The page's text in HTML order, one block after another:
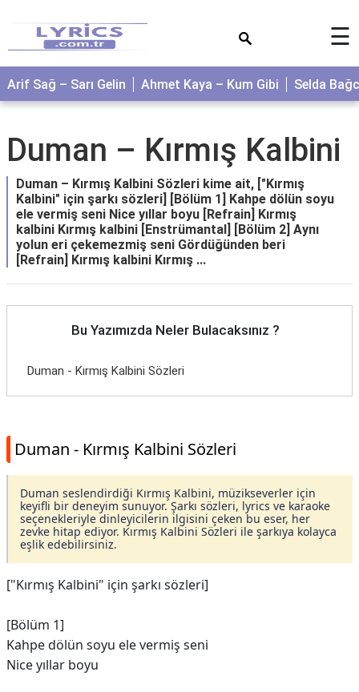
☰
Arif Sağ – Sarı Gelin Ahmet Kaya – Kum Gibi Selda
Duman – Kırmış Kalbini
Duman – Kırmış Kalbini Sözleri kime ait, ["Kırmış
Kalbini" için şarkı sözleri] [Bölüm 1] Kahpe dölün soyu
ele vermiş seni Nice yıllar boyu [Refrain] Kırmış
kalbini Kırmış kalbini [Enstrümantal] [Bölüm 2] Aynı
yolun eri çekemezmiş seni Gördüğünden beri
[Refrain] Kırmış kalbini Kırmış ...
Bu Yazımızda Neler Bulacaksınız ?
Duman - Kırmış Kalbini Sözleri
Duman - Kırmış Kalbini Sözleri
Duman seslendirdiği Kırmış Kalbini, müzikseverler için
keyifli bir deneyim sunuyor. Şarkı sözleri, lyrics ve karaoke
seçenekleriyle dinleyicilerin ilgisini çeken bu eser, her
zevke hitap ediyor. Kırmış Kalbini Sözleri ile şarkıya kolayca
eşlik edebilirsiniz.
["Kırmış Kalbini" için şarkı sözleri]
[Bölüm 1]
Kahpe dölün soyu ele vermiş seni
Nice yıllar boyu